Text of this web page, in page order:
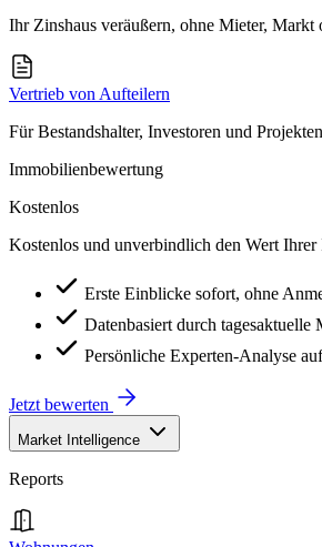
Ihr Zinshaus veräußern, ohne Mieter,
Vertrieb von Aufteilern
Für Bestandshalter, Investoren und
Immobilienbewertung
Kostenlos
Kostenlos und unverbindlich den Wert
Erste Einblicke sofort, ohne
Datenbasiert durch tagesaktuelle
Persönliche Experten-Analyse
Jetzt bewerten
Market Intelligence
Reports